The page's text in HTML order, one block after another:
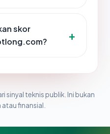
skor
sinyal teknis publik. Ini bukan
atau finansial.